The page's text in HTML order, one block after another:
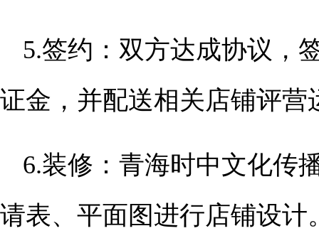
5.签约：双方达成协议，
证金，并配送相关店铺评营
6.装修：青海时中文化传
请表、平面图进行店铺设计